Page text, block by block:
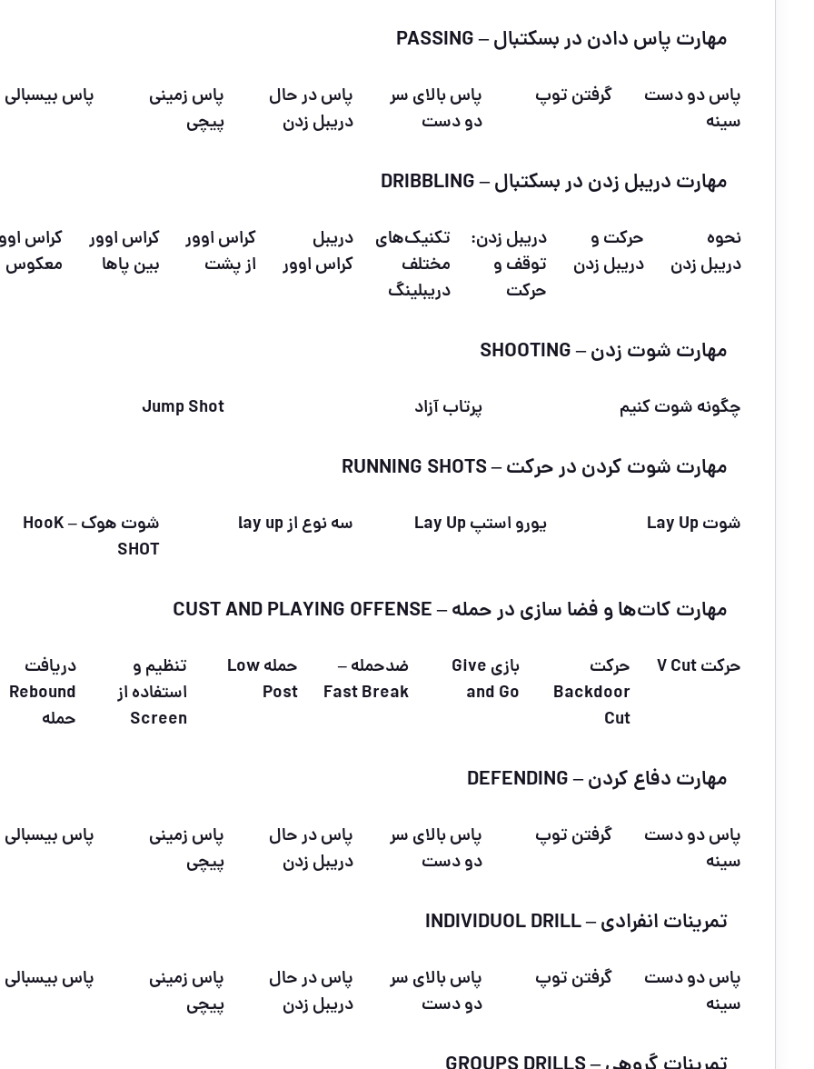
مهارت پاس دادن در بسکتبال – PASSING
پاس دو دست
سینه
گرفتن توپ
پاس بالای سر
دو دست
پاس در حال
دریبل زدن
پاس زمینی
پیچی
پاس بیسبالی
مهارت دریبل زدن در بسکتبال – DRIBBLING
نحوه
دریبل زدن
حرکت و
دریبل زدن
دریبل زدن:
توقف و
حرکت
تکنیک‌های
مختلف
دریبلینگ
دریبل
کراس اوور
کراس اوور
از پشت
کراس اوور
بین پاها
کراس
معکوس
مهارت شوت زدن – SHOOTING
چگونه شوت کنیم پرتاب آزاد Jump Shot
مهارت شوت کردن در حرکت – RUNNING SHOTS
شوت Lay Up یورو استپ Lay Up سه نوع از lay up
شوت هوک – HooK
SHOT
مهارت کات‌ها و فضا سازی در حمله – CUST AND PLAYING OFFENSE
حرکت V Cut
حرکت
Backdoor
Cut
بازی Give
and Go
ضدحمله –
Fast Break
حمله Low
Post
تنظیم و
استفاده از
Screen
دریافت
Rebound
حمله
مهارت دفاع کردن – DEFENDING
پاس دو دست
سینه
گرفتن توپ
پاس بالای سر
دو دست
پاس در حال
دریبل زدن
پاس زمینی
پیچی
پاس بیسبالی
تمرینات انفرادی – INDIVIDUOL DRILL
پاس دو دست
سینه
گرفتن توپ
پاس بالای سر
دو دست
پاس در حال
دریبل زدن
پاس زمینی
پیچی
پاس بیسبالی